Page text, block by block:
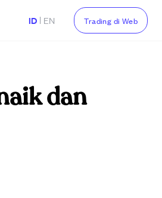
ID | EN Trading di Web
dan